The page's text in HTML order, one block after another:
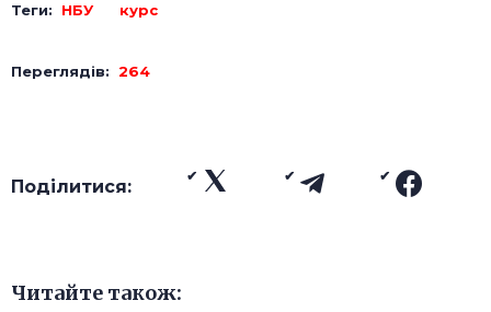
Теги: НБУ курс
Переглядів: 264
Поділитися:
Читайте також: